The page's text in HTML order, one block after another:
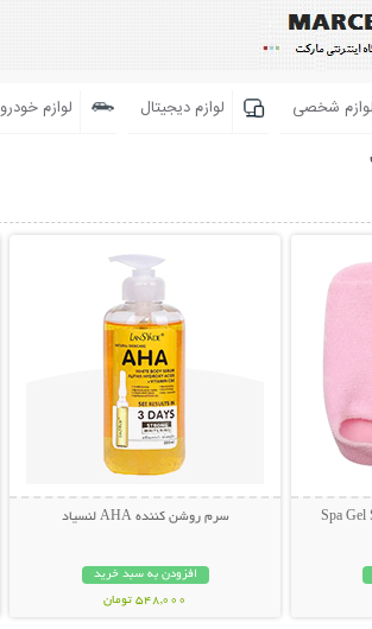
لوازم شخصی لوازم دیجیتال لوازم خودرو
سرم روشن کننده AHA لنسیاد
افزودن به سبد خرید
548,000 تومان